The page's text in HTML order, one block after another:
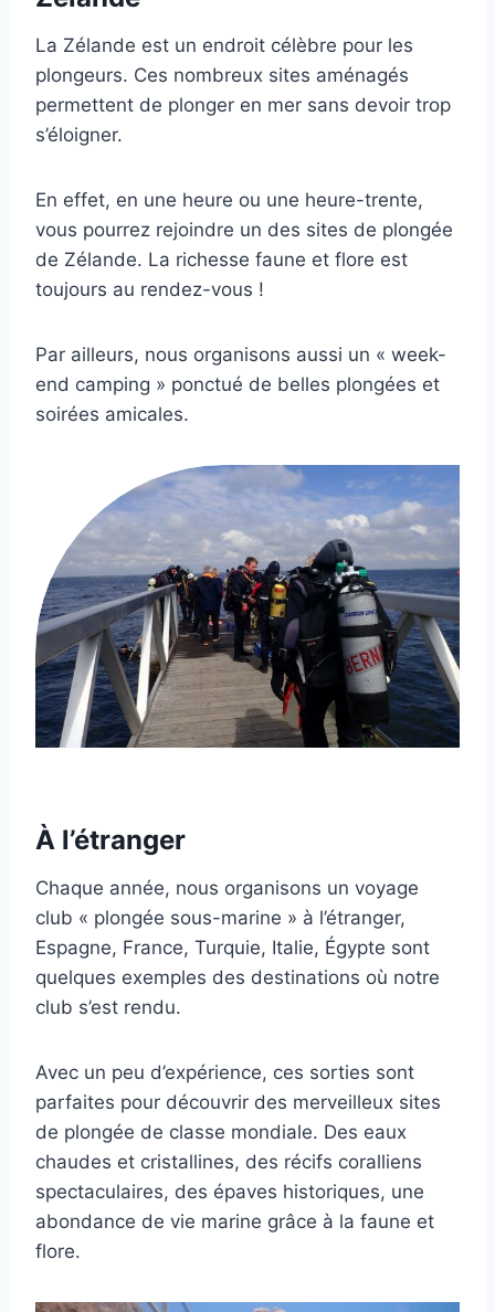
La Zélande est un endroit célèbre pour les
plongeurs. Ces nombreux sites aménagés
permettent de plonger en mer sans devoir trop
s’éloigner.
En effet, en une heure ou une heure-trente,
vous pourrez rejoindre un des sites de plongée
de Zélande. La richesse faune et flore est
toujours au rendez-vous !
Par ailleurs, nous organisons aussi un « week-
end camping » ponctué de belles plongées et
soirées amicales.
À l’étranger
Chaque année, nous organisons un voyage
club « plongée sous-marine » à l’étranger,
Espagne, France, Turquie, Italie, Égypte sont
quelques exemples des destinations où notre
club s’est rendu.
Avec un peu d’expérience, ces sorties sont
parfaites pour découvrir des merveilleux sites
de plongée de classe mondiale. Des eaux
chaudes et cristallines, des récifs coralliens
spectaculaires, des épaves historiques, une
abondance de vie marine grâce à la faune et
flore.